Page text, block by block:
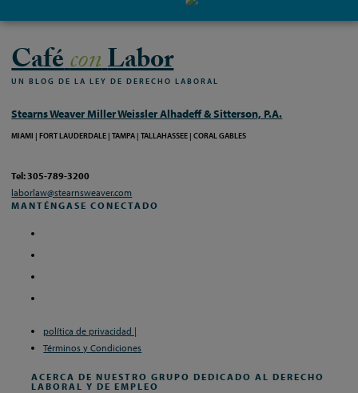
CaféconLabor
UN BLOG DE LA LEY DE DERECHO LABORAL
Stearns Weaver Miller Weissler Alhadeff & Sitterson, P.A.
MIAMI FORT LAUDERDALE TAMPA TALLAHASSEE CORAL GABLES
Tel: 305-789-3200
laborlaw@stearnsweaver.com
MANTÉNGASE CONECTADO
política de privacidad |
Términos y Condiciones
ACERCA DE NUESTRO GRUPO DEDICADO AL DERECHO
LABORAL Y DE EMPLEO